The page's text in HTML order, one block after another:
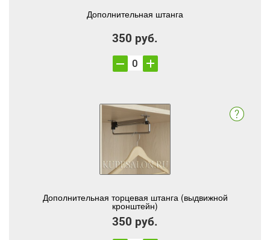
Дополнительная штанга
350 руб.
Дополнительная торцевая штанга (выдвижной
кронштейн)
350 руб.